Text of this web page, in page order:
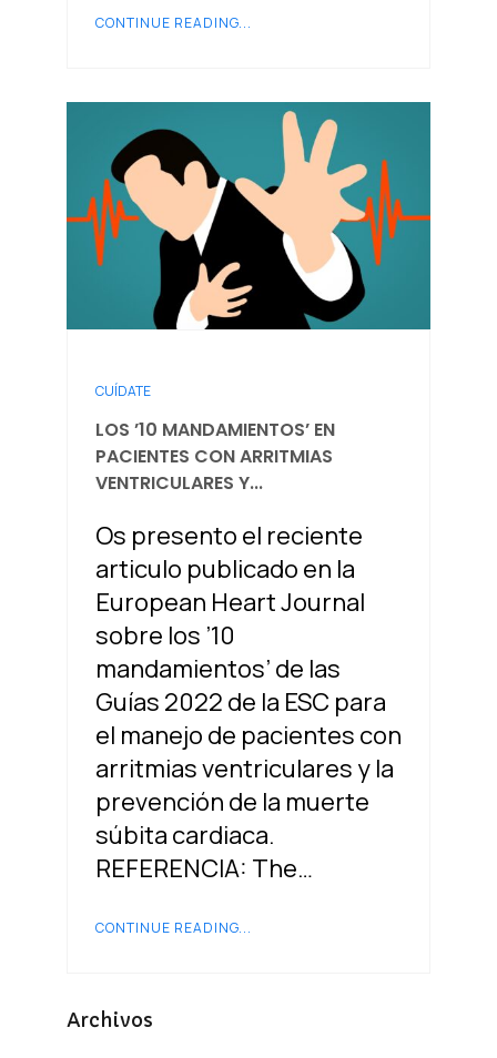
CONTINUE READING...
CUÍDATE
LOS ’10 MANDAMIENTOS’ EN
PACIENTES CON ARRITMIAS
VENTRICULARES Y...
Os presento el reciente
articulo publicado en la
European Heart Journal
sobre los ’10
mandamientos’ de las
Guías 2022 de la ESC para
el manejo de pacientes con
arritmias ventriculares y la
prevención de la muerte
súbita cardiaca.
REFERENCIA: The…
CONTINUE READING...
Archivos